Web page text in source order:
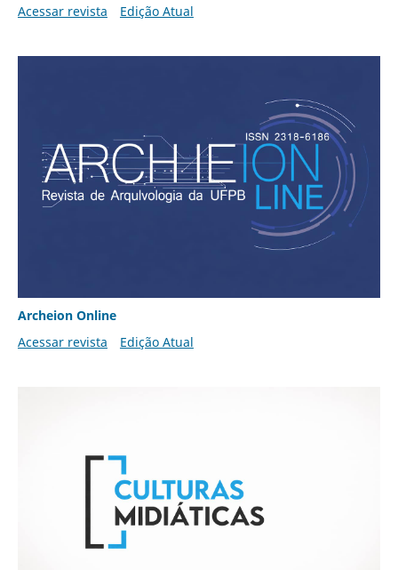
Acessar revista
Edição Atual
Archeion Online
Acessar revista
Edição Atual